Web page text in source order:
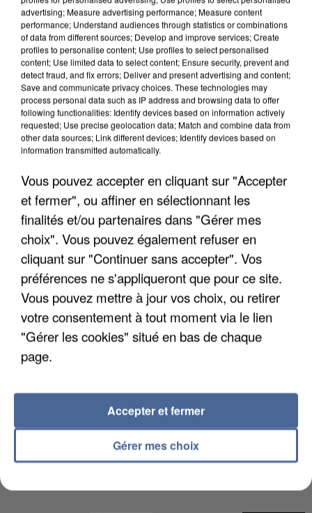
UNE TOURISTE DE L’OISE EMPORTÉE PAR UNE
COULÉE DE BOUE EN HAUTE-SAVOIE
LES DONNÉES DE 300 000 CLIENTS DÉROBÉES À
INTERMARCHÉ APRÈS UNE...
advertising; Measure advertising performance; Measure content
performance; Understand audiences through statistics or combinations
of data from different sources; Develop and improve services; Create
profiles to personalise content; Use profiles to select personalised
content; Use limited data to select content; Ensure security, prevent and
detect fraud, and fix errors; Deliver and present advertising and content;
Save and communicate privacy choices. These technologies may
process personal data such as IP address and browsing data to offer
following functionalities: Identify devices based on information actively
requested; Use precise geolocation data; Match and combine data from
other data sources; Link different devices; Identify devices based on
information transmitted automatically.
Vous pouvez accepter en cliquant sur "Accepter
et fermer", ou affiner en sélectionnant les
finalités et/ou partenaires dans "Gérer mes
choix". Vous pouvez également refuser en
cliquant sur "Continuer sans accepter". Vos
préférences ne s'appliqueront que pour ce site.
Vous pouvez mettre à jour vos choix, ou retirer
votre consentement à tout moment via le lien
"Gérer les cookies" situé en bas de chaque
page.
Gérer mes choix
Accepter et fermer